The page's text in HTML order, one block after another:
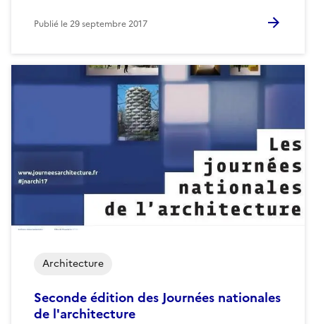
Publié le29 septembre 2017
Seconde édition des Journées nationales
de l'architecture
Architecture